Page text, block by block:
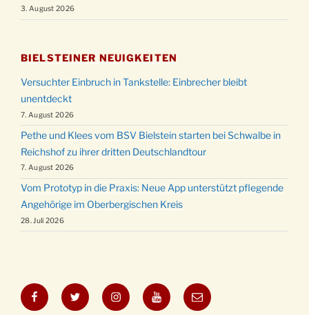
3. August 2026
BIELSTEINER NEUIGKEITEN
Versuchter Einbruch in Tankstelle: Einbrecher bleibt
unentdeckt
7. August 2026
Pethe und Klees vom BSV Bielstein starten bei Schwalbe in
Reichshof zu ihrer dritten Deutschlandtour
7. August 2026
Vom Prototyp in die Praxis: Neue App unterstützt pflegende
Angehörige im Oberbergischen Kreis
28. Juli 2026
FacebookTwitter InstagramYouTubeE-
Mail